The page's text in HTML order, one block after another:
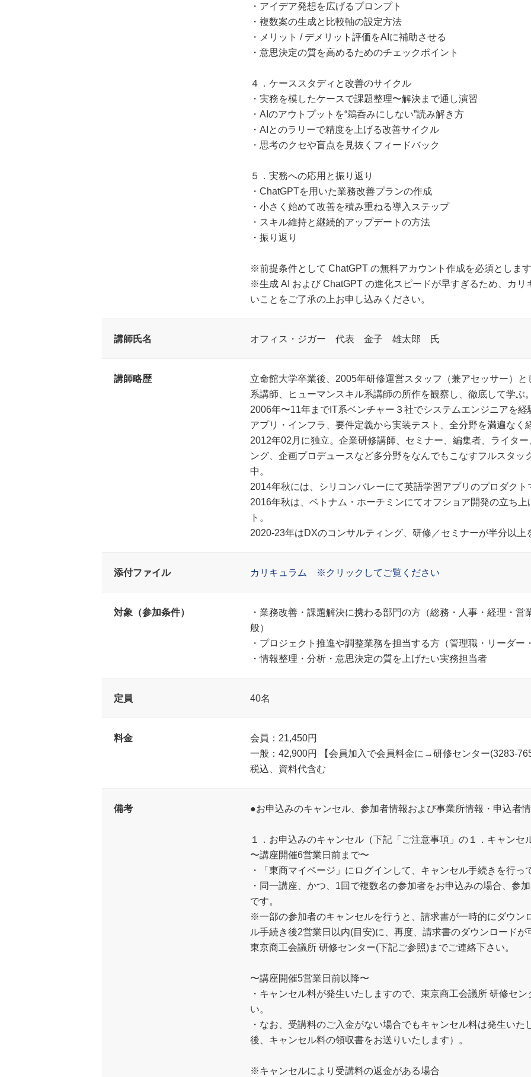
・アイデア発想を広げるプロンプト
・複数案の生成と比較軸の設定方法
・メリット / デメリット評価をAIに補助させる
・意思決定の質を高めるためのチェックポイント
４．ケーススタディと改善のサイクル
・実務を模したケースで課題整理〜解決まで通し演習
・AIのアウトプットを“鵜呑みにしない”読み解き方
・AIとのラリーで精度を上げる改善サイクル
・思考のクセや盲点を見抜くフィードバック
５．実務への応用と振り返り
・ChatGPTを用いた業務改善プランの作成
・小さく始めて改善を積み重ねる導入ステップ
・スキル維持と継続的アップデートの方法
・振り返り
※前提条件として ChatGPT の無料アカウント作成を必須としま
※生成 AI および ChatGPT の進化スピードが早すぎるため、カリ
いことをご了承の上お申し込みください。
講師氏名 オフィス・ジガー 代表 金子 雄太郎 氏
講師略歴
立命館大学卒業後、2005年研修運営スタッフ（兼アセッサー）
系講師、ヒューマンスキル系講師の所作を観察し、徹底して学ぶ
2006年〜11年までIT系ベンチャー３社でシステムエンジニアを経
アプリ・インフラ、要件定義から実装テスト、全分野を満遍なく
2012年02月に独立。企業研修講師、セミナー、編集者、ライタ
ング、企画プロデュースなど多分野をなんでもこなすフルスタッ
中。
2014年秋には、シリコンバレーにて英語学習アプリのプロダクト
2016年秋は、ベトナム・ホーチミンにてオフショア開発の立ち
ト。
2020-23年はDXのコンサルティング、研修／セミナーが半分以上
添付ファイル カリキュラム ※クリックしてご覧ください
対象（参加条件）
・業務改善・課題解決に携わる部門の方（総務・人事・経理・
般）
・プロジェクト推進や調整業務を担当する方（管理職・リーダー
・情報整理・分析・意思決定の質を上げたい実務担当者
定員 40名
料金
会員：21,450円
一般：42,900円 【会員加入で会員料金に→研修センター(3283-
税込、資料代含む
備考 ●お申込みのキャンセル、参加者情報および事業所情報・申込者
１．お申込みのキャンセル（下記「ご注意事項」の１．キャンセ
〜講座開催6営業日前まで〜
・「東商マイページ」にログインして、キャンセル手続きを行っ
・同一講座、かつ、1回で複数名の参加者をお申込みの場合、参
です。
※一部の参加者のキャンセルを行うと、請求書が一時的にダウン
ル手続き後2営業日以内(目安)に、再度、請求書のダウンロード
東京商工会議所 研修センター(下記ご参照)までご連絡下さい。
〜講座開催5営業日前以降〜
・キャンセル料が発生いたしますので、東京商工会議所 研修セ
い。
・なお、受講料のご入金がない場合でもキャンセル料は発生い
後、キャンセル料の領収書をお送りいたします）。
※キャンセルにより受講料の返金がある場合